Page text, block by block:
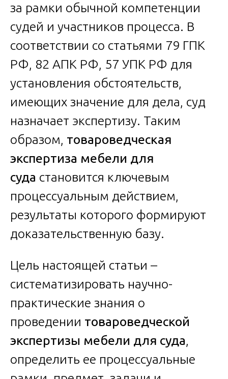
за рамки обычной компетенции
судей и участников процесса. В
соответствии со статьями 79 ГПК
РФ, 82 АПК РФ, 57 УПК РФ для
установления обстоятельств,
имеющих значение для дела, суд
назначает экспертизу. Таким
образом, товароведческая
экспертиза мебели для
суда становится ключевым
процессуальным действием,
результаты которого формируют
доказательственную базу.
Цель настоящей статьи –
систематизировать научно-
практические знания о
проведении товароведческой
экспертизы мебели для суда,
определить ее процессуальные